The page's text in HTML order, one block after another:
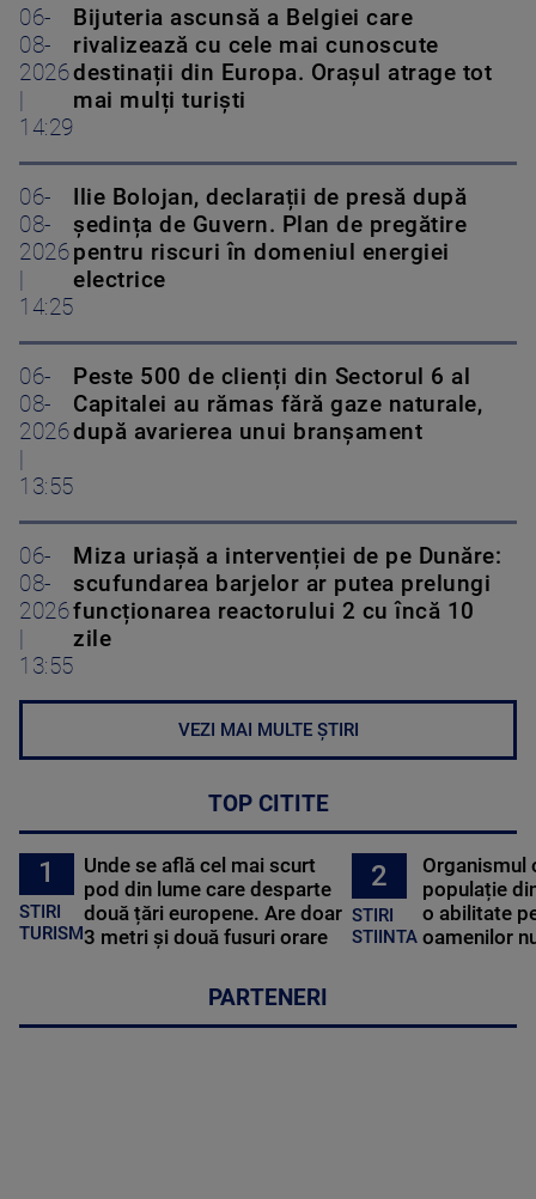
06-
08-
2026
14:29
Bijuteria ascunsă a Belgiei care
rivalizează cu cele mai cunoscute
destinații din Europa. Orașul atrage tot
mai mulți turiști
06-
08-
2026
14:25
Ilie Bolojan, declarații de presă după
ședința de Guvern. Plan de pregătire
pentru riscuri în domeniul energiei
electrice
06-
08-
2026
13:55
Peste 500 de clienți din Sectorul 6 al
Capitalei au rămas fără gaze naturale,
după avarierea unui branșament
06-
08-
2026
13:55
Miza uriașă a intervenției de pe Dunăre:
scufundarea barjelor ar putea prelungi
funcționarea reactorului 2 cu încă 10
zile
VEZI MAI MULTE ȘTIRI
TOP CITITE
1
STIRI
TURISM
Unde se află cel mai scurt
pod din lume care desparte
două țări europene. Are doar
3 metri și două fusuri orare
2
STIRI
STIINTA
Organismul
populație
o abilitate
oamenilor
PARTENERI